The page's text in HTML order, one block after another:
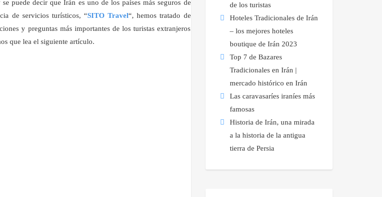
puede decir que Irán es uno de los países más seguros de
de servicios turísticos, “SITO Travel“, hemos tratado de
y preguntas más importantes de los turistas extranjeros
que lea el siguiente artículo.
de los turistas
Hoteles Tradicionales de Irán
– los mejores hoteles
boutique de Irán 2023
Top 7 de Bazares
Tradicionales en Irán |
mercado histórico en Irán
Las caravasaríes iraníes más
famosas
Historia de Irán, una mirada
a la historia de la antigua
tierra de Persia